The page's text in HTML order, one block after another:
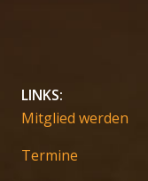
LINKS:
Mitglied werden
Termine